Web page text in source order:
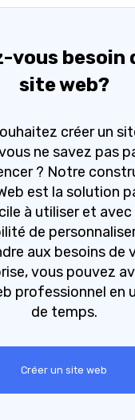
vous besoin
site web?
créer un
ne savez pas
? Notre
est la solution
à utiliser et avec
de
aux besoins de
vous pouvez
professionnel en
de temps.
Créer un site web